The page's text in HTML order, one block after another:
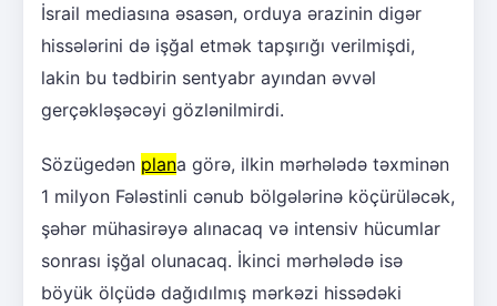
İsrail mediasına əsasən, orduya ərazinin digər
hissələrini də işğal etmək tapşırığı verilmişdi,
lakin bu tədbirin sentyabr ayından əvvəl
gerçəkləşəcəyi gözlənilmirdi.
Sözügedən plana görə, ilkin mərhələdə təxminən
1 milyon Fələstinli cənub bölgələrinə köçürüləcək,
şəhər mühasirəyə alınacaq və intensiv hücumlar
sonrası işğal olunacaq. İkinci mərhələdə isə
böyük ölçüdə dağıdılmış mərkəzi hissədəki